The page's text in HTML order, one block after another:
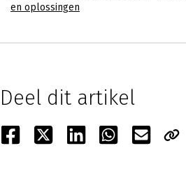
en oplossingen
Deel dit artikel